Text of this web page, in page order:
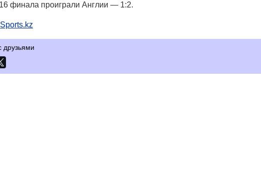
финала проиграли Англии — 1:2.
Sports.kz
друзьями